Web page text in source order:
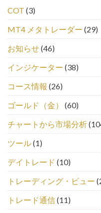
COT (3)
MT4 メタトレーダー (29)
お知らせ(46)
インジケーター (38)
コース情報 (26)
ゴールド（金）
(60)
チャートから市場分析
ツール(1)
デイトレード (10)
トレーディング・ビュー
トレード通信(11)